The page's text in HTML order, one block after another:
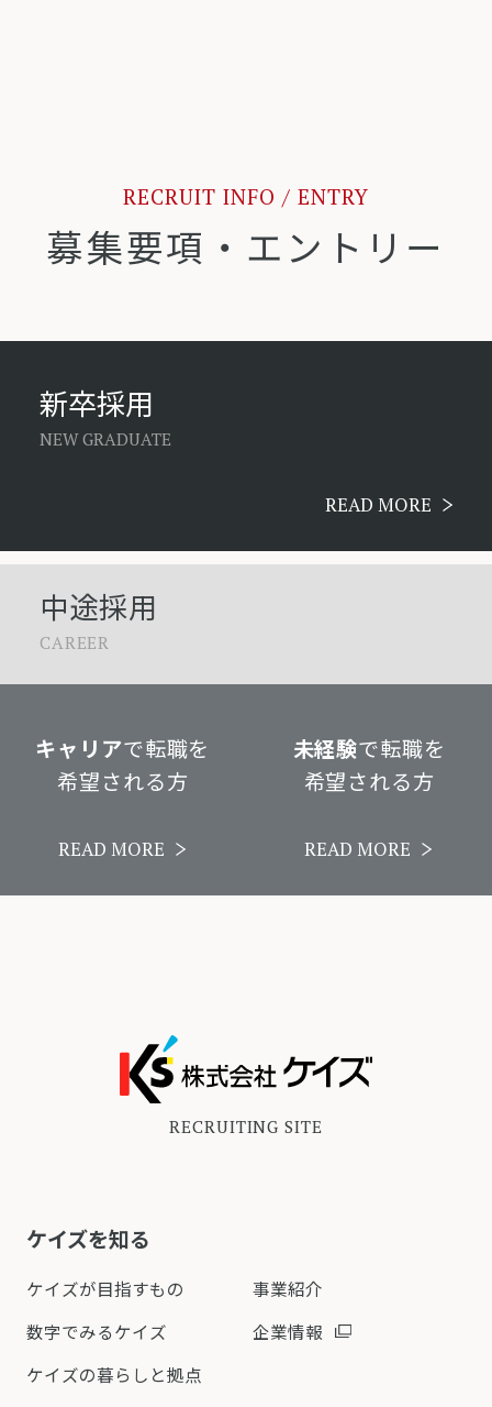
RECRUIT INFO / ENTRY
募集要項・エントリー
新卒採用
NEW GRADUATE
READ MORE
中途採用
CAREER
キャリアで転職を
希望される方
READ MORE
未経験で転職を
希望される方
READ MORE
RECRUITING SITE
ケイズを知る
ケイズが目指すもの
事業紹介
数字でみるケイズ
企業情報
ケイズの暮らしと拠点